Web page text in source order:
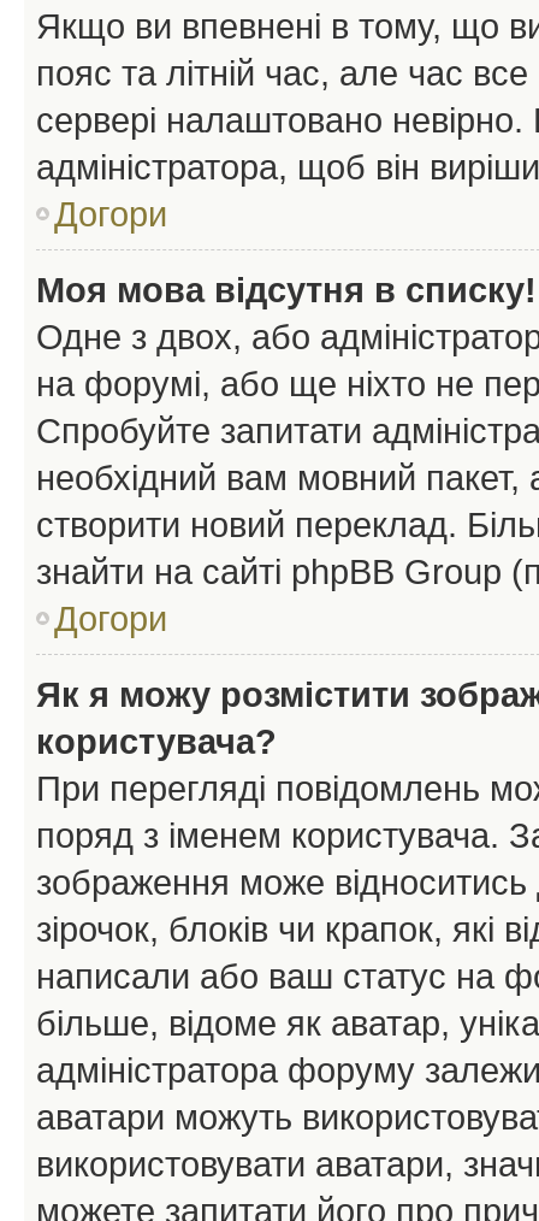
Якщо ви впевнені в тому, що
пояс та літній час, але час
сервері налаштовано
адміністратора, щоб він
Догори
Моя мова відсутня в списку!
Одне з двох, або
на форумі, або ще ніхто не
Спробуйте запитати
необхідний вам мовний
створити новий переклад.
знайти на сайті phpBB Group
Догори
Як я можу розмістити
користувача?
При перегляді повідомлень
поряд з іменем користувача.
зображення може відноситись
зірочок, блоків чи крапок, які
написали або ваш статус на
більше, відоме як аватар,
адміністратора форуму
аватари можуть
використовувати аватари,
можете запитати його про